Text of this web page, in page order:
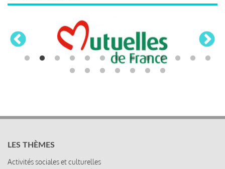
LES THÈMES
Activités sociales et culturelles